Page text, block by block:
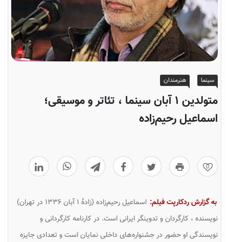
سینما هنرمندان
متولدین ۱ آبان سینما ، تئاتر و موسیقی؛
اسماعیل رحیم‌زاده
0
به گزارش ردکارپت فیلم:
اسماعیل رحیم‌زاده (زادهٔ ۱ آبان ۱۳۳۶ در تهران)
نویسنده ، کارگردان و تدوینگر ایرانی است. در کارنامه کارگردانی و
نویسندگی او حضور در جشنواره‌های داخلی نمایان است و تعدادی جایزه